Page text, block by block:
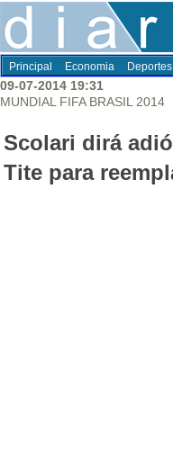
Principal Economia Deportes
09-07-2014 19:31
MUNDIAL FIFA BRASIL 2014
Scolari dirá
Tite para